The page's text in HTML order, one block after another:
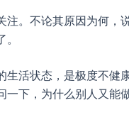
。不论其原因为何，
活状态，是极度不健
下，为什么别人又能